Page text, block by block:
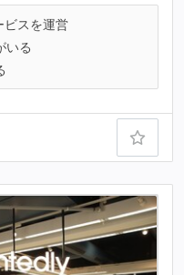
ビスを運営
いる